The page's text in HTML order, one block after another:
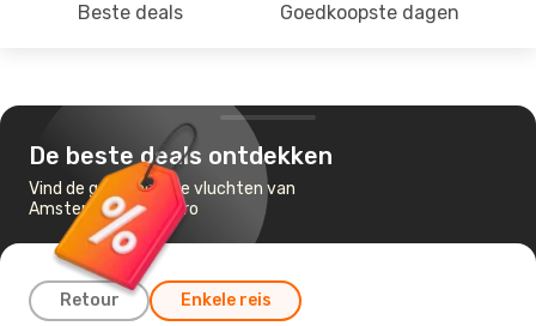
Beste deals Goedkoopste dagen
De beste deals ontdekken
Vind de goedkoopste vluchten van
Amsterdam naar Faro
Retour Enkele reis